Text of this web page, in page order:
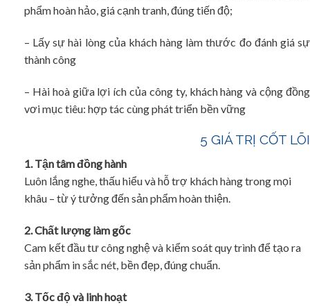
phẩm hoàn hảo, giá cạnh tranh, đúng tiến độ;
– Lấy sự hài lòng của khách hàng làm thước đo đánh giá sự
thành công
– Hài hoà giữa lợi ích của công ty, khách hàng và cộng đồng
vơi mục tiêu: hợp tác cùng phát triển bền vững
5 GIÁ TRỊ CỐT LÕI
1. Tận tâm đồng hành
Luôn lắng nghe, thấu hiểu và hỗ trợ khách hàng trong mọi
khâu – từ ý tưởng đến sản phẩm hoàn thiện.
2. Chất lượng làm gốc
Cam kết đầu tư công nghệ và kiểm soát quy trình để tạo ra
sản phẩm in sắc nét, bền đẹp, đúng chuẩn.
3. Tốc độ và linh hoạt